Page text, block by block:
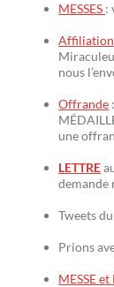
MESSES :
Affiliation
nous
Offrande
une
LETTRE
demande
Tweets
Prions
MESSE